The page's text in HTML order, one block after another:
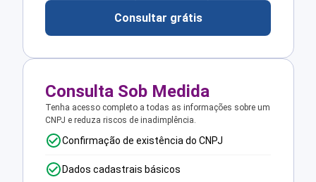
Consultar grátis
Consulta Sob Medida
Tenha acesso completo a todas as informações sobre um
CNPJ e reduza riscos de inadimplência.
Confirmação de existência do CNPJ
Dados cadastrais básicos